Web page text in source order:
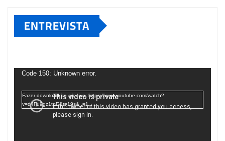
ENTREVISTA
deCode 150: Unknown error.
Fazer download do arquivo: https://www.youtube.com/watch?
v=d4Fu9gz1tqE&t=19s&_=1